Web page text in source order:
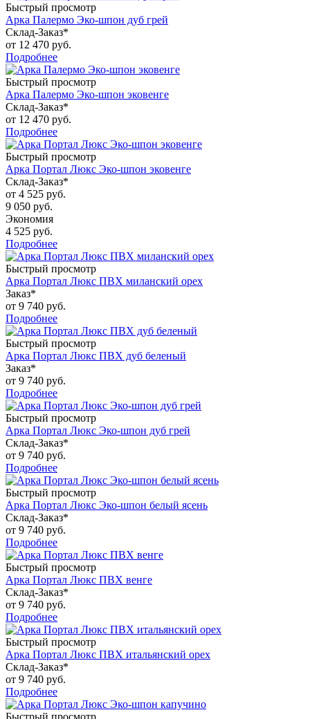
Быстрый просмотр
Арка Палермо Эко-шпон дуб грей
Склад-Заказ*
от 12 470 руб.
Подробнее
Быстрый просмотр
Арка Палермо Эко-шпон эковенге
Склад-Заказ*
от 12 470 руб.
Подробнее
Быстрый просмотр
Арка Портал Люкс Эко-шпон эковенге
Склад-Заказ*
от 4 525 руб.
9 050 руб.
Экономия
4 525 руб.
Подробнее
Быстрый просмотр
Арка Портал Люкс ПВХ миланский орех
Заказ*
от 9 740 руб.
Подробнее
Быстрый просмотр
Арка Портал Люкс ПВХ дуб беленый
Заказ*
от 9 740 руб.
Подробнее
Быстрый просмотр
Арка Портал Люкс Эко-шпон дуб грей
Склад-Заказ*
от 9 740 руб.
Подробнее
Быстрый просмотр
Арка Портал Люкс Эко-шпон белый ясень
Склад-Заказ*
от 9 740 руб.
Подробнее
Быстрый просмотр
Арка Портал Люкс ПВХ венге
Склад-Заказ*
от 9 740 руб.
Подробнее
Быстрый просмотр
Арка Портал Люкс ПВХ итальянский орех
Склад-Заказ*
от 9 740 руб.
Подробнее
Быстрый просмотр